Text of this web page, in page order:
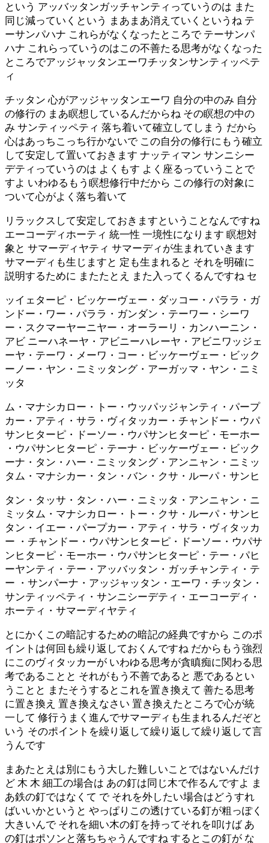
という アッバッタンガッチャンティっていうのは また
同じ減っていくという まあまあ消えていくというね テ
ーサンパハナ これらがなくなったところで テーサンパ
ハナ これらっていうのはこの不善たる思考がなくなった
ところでアッジャッタンエーワチッタンサンティッペテ
ィ
チッタン 心がアッジャッタンエーワ 自分の中のみ 自分
の修行の まあ瞑想しているんだからね その瞑想の中の
み サンティッペティ 落ち着いて確立してしまう だから
心はあっちこっち行かないで この自分の修行にもう確立
して安定して置いておきます ナッティマン サンニシー
デティっていうのは よくもす よく座るっていうことで
すよ いわゆるもう瞑想修行中だから この修行の対象に
ついて心がよく落ち着いて
リラックスして安定しておきますということなんですね
エーコーディホーティ 統一性 一境性になります 瞑想対
象と サマーディヤティ サマーディが生まれていきます
サマーディも生じますと 定も生まれると それを明確に
説明するために またたとえ また入ってくるんですね セ
ッイェターピ・ビッケーヴェー・ダッコー・パララ・ガ
ンドー・ワー・パララ・ガンダン・テーワー・シーワ
ー・スクマーヤーニヤー・オーラーリ・カンハーニン・
アビ ニーハネーヤ・アビニーハレーヤ・アビニワッジェ
ーヤ・テーワ・メーワ・コー・ビッケーヴェー・ビック
ーノー・ヤン・ニミッタング・アーガッマ・ヤン・ニミ
ッタ
ム・マナシカロー・トー・ウッパッジャンティ・パープ
カー・アティ・サラ・ヴィタッカー・チャンドー・ウパ
サンヒターピ・ドーソー・ウパサンヒターピ・モーホー
・ウパサンヒターピ・テーナ・ビッケーヴェー・ビック
ーナ・タン・ハー・ニミッタング・アンニャン・ニミッ
タム・マナシカー・タン・バン・クサ・ルーパ・サンヒ
タン・タッサ・タン・ハー・ニミッタ・アンニャン・ニ
ミッタム・マナシカロー・トー・クサ・ルーパ・サンヒ
タン・イエー・パープカー・アティ・サラ・ヴィタッカ
ー ・チャンドー・ウパサンヒターピ・ドーソー・ウパサ
ンヒターピ・モーホー・ウパサンヒターピ・テー・パヒ
ーヤンティ・テー・アッバッタン・ガッチャンティ・テ
ー ・サンパーナ・アッジャッタン・エーワ・チッタン・
サンティッペティ・サンニシーデティ・エーコーディ・
ホーティ・サマーディヤティ
とにかくこの暗記するための暗記の経典ですから このポ
イントは何回も繰り返しておくんですね だからもう強烈
にこのヴィタッカーが いわゆる思考が貪瞋痴に関わる思
考であることと それがもう不善であると 悪であるとい
うことと またそうするとこれを置き換えて 善たる思考
に置き換え 置き換えなさい 置き換えたところで心が統
一して 修行うまく進んでサマーディも生まれるんだぞと
いう そのポイントを繰り返して繰り返して繰り返して言
うんです
まあたとえは別にもう大した難しいことではないんだけ
ど 木 木 細工の場合は あの釘は同じ木で作るんですよ ま
あ鉄の釘ではなくて で それを外したい場合はどうすれ
ばいいかというと やっぱりこの透けている釘が粗っぽく
大きいんで それを細い木の釘を持ってそれを叩けば あ
の釘はポソンと落ちちゃうんですね するとこの釘が な